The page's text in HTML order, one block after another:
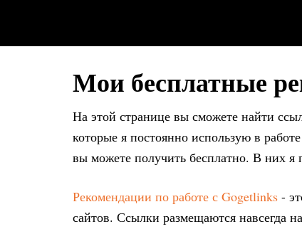
Мои бесплатные
На этой странице вы сможете найти
которые я постоянно использую в
вы можете получить бесплатно. В них
Рекомендации по работе с Gogetlinks -
сайтов. Ссылки размещаются навсегда